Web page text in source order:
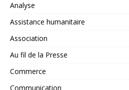
Analyse
Assistance humanitaire
Association
Au fil de la Presse
Commerce
Communication